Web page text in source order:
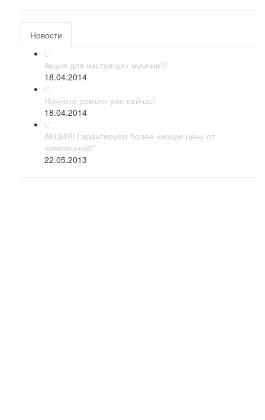
Новости
Акция для настоящих мужчин!!!
18.04.2014
Начните ремонт уже сейчас!
18.04.2014
АКЦИЯ! Гарантируем более низкую цену от
заявленной!*
22.05.2013